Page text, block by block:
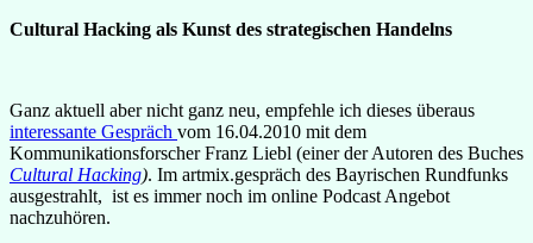
Cultural Hacking als Kunst des strategischen Handelns
Ganz aktuell aber nicht ganz neu, empfehle ich dieses überaus
interessante Gespräch vom 16.04.2010 mit dem
Kommunikationsforscher Franz Liebl (einer der Autoren des Buches
Cultural Hacking). Im artmix.gespräch des Bayrischen Rundfunks
ausgestrahlt, ist es immer noch im online Podcast Angebot
nachzuhören.